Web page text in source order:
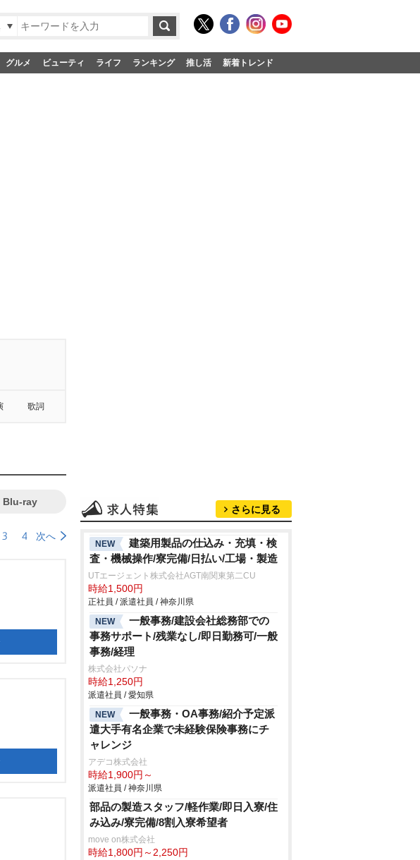
グルメ ビューティ ライフ ランキング 推し活 新着トレンド
歌詞
Blu-ray
3 4 次へ
さらに見る
NEW
建築用製品の仕込み・充填・検
査・機械操作/寮完備/日払い/工場・製造
UTエージェント株式会社AGT南関東第二CU
時給1,500円
正社員 / 派遣社員 / 神奈川県
NEW
一般事務/建設会社総務部での
事務サポート/残業なし/即日勤務可/一般
事務/経理
株式会社パソナ
時給1,250円
派遣社員 / 愛知県
NEW
一般事務・OA事務/紹介予定派
遣大手有名企業で未経験保険事務にチ
ャレンジ
アデコ株式会社
時給1,900円～
派遣社員 / 神奈川県
部品の製造スタッフ/軽作業/即日入寮/住
み込み/寮完備/8割入寮希望者
move on株式会社
時給1,800円～2,250円